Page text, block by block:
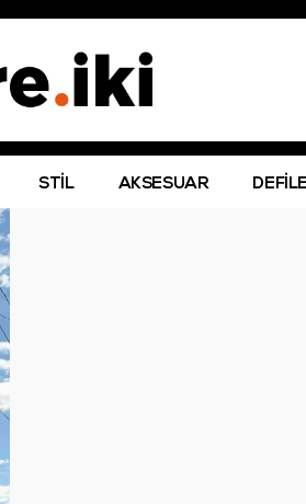
STİL AKSESUAR DEFİLE